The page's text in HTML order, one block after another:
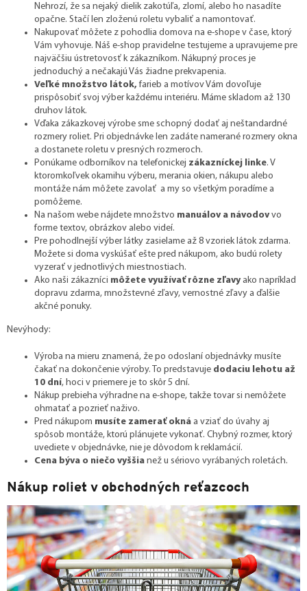
Nehrozí, že sa nejaký dielik zakotúľa, zlomí, alebo ho nasadíte
opačne. Stačí len zloženú roletu vybaliť a namontovať.
Nakupovať môžete z pohodlia domova na e-shope v čase, ktorý
Vám vyhovuje. Náš e-shop pravidelne testujeme a upravujeme pre
najväčšiu ústretovosť k zákazníkom. Nákupný proces je
jednoduchý a nečakajú Vás žiadne prekvapenia.
Veľké množstvo látok, farieb a motívov Vám dovoľuje
prispôsobiť svoj výber každému interiéru. Máme skladom až 130
druhov látok.
Vďaka zákazkovej výrobe sme schopný dodať aj neštandardné
rozmery roliet. Pri objednávke len zadáte namerané rozmery okna
a dostanete roletu v presných rozmeroch.
Ponúkame odborníkov na telefonickej zákazníckej linke. V
ktoromkoľvek okamihu výberu, merania okien, nákupu alebo
montáže nám môžete zavolať a my so všetkým poradíme a
pomôžeme.
Na našom webe nájdete množstvo manuálov a návodov vo
forme textov, obrázkov alebo videí.
Pre pohodlnejší výber látky zasielame až 8 vzoriek látok zdarma.
Možete si doma vyskúšať ešte pred nákupom, ako budú rolety
vyzerať v jednotlivých miestnostiach.
Ako naši zákazníci môžete využívať rôzne zľavy ako napríklad
dopravu zdarma, množstevné zľavy, vernostné zľavy a ďalšie
akčné ponuky.
Nevýhody:
Výroba na mieru znamená, že po odoslaní objednávky musíte
čakať na dokončenie výroby. To predstavuje dodaciu lehotu až
10 dní, hoci v priemere je to skôr 5 dní.
Nákup prebieha výhradne na e-shope, takže tovar si nemôžete
ohmatať a pozrieť naživo.
Pred nákupom musíte zamerať okná a vziať do úvahy aj
spôsob montáže, ktorú plánujete vykonať. Chybný rozmer, ktorý
uvediete v objednávke, nie je dôvodom k reklamácií.
Cena býva o niečo vyššia než u sériovo vyrábaných roletách.
Nákup roliet v obchodných reťazcoch